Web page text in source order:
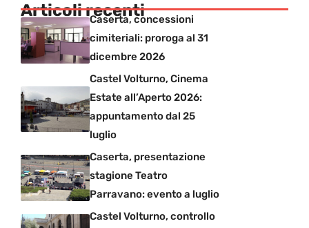
Articoli recenti
Caserta, concessioni
cimiteriali: proroga al 31
dicembre 2026
Castel Volturno, Cinema
Estate all’Aperto 2026:
appuntamento dal 25
luglio
Caserta, presentazione
stagione Teatro
Parravano: evento a luglio
Castel Volturno, controllo